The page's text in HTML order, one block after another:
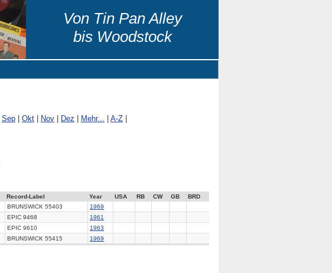
Von Tin Pan Alley
bis Woodstock
Sep Okt Nov Dez Mehr... A-Z
Record-Label Year USA RB CW GB
BRD
BRUNSWICK 55403
1969
EPIC 9468
1961
EPIC 9610
1963
BRUNSWICK 55415 1969